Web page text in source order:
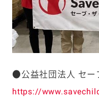
●公益社団法人 セー
https://